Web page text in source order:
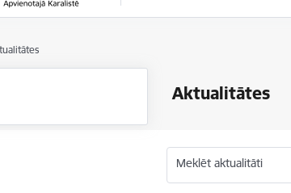
Aktualitātes
Meklēt aktualitāti